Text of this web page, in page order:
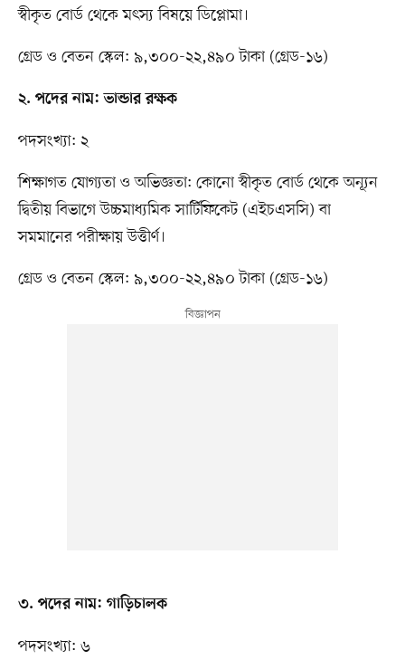
স্বীকৃত বোর্ড থেকে মৎস্য বিষয়ে ডিপ্লোমা।
গ্রেড ও বেতন স্কেল: ৯,৩০০-২২,৪৯০ টাকা (গ্রেড-১৬)
২. পদের নাম: ভান্ডার রক্ষক
পদসংখ্যা: ২
শিক্ষাগত যোগ্যতা ও অভিজ্ঞতা: কোনো স্বীকৃত বোর্ড থেকে অন্যূন
দ্বিতীয় বিভাগে উচ্চমাধ্যমিক সার্টিফিকেট (এইচএসসি) বা
সমমানের পরীক্ষায় উত্তীর্ণ।
গ্রেড ও বেতন স্কেল: ৯,৩০০-২২,৪৯০ টাকা (গ্রেড-১৬)
৩. পদের নাম: গাড়িচালক
পদসংখ্যা: ৬